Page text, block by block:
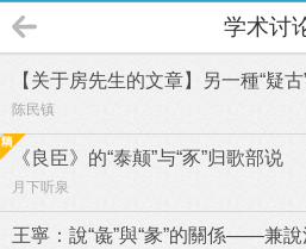
学术讨
【关于房先生的文章】另一種“疑古
陈民镇
《良臣》的“泰颠”与“豕”归歌部说
月下听泉
王寧：說“彘”與“彖”的關係——兼說